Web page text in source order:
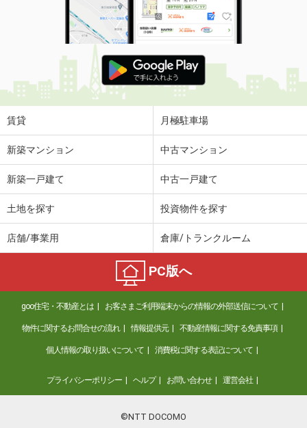
賃貸 月極駐車場
新築マンション 中古マンション
新築一戸建て 中古一戸建て
土地を探す 投資物件を探す
店舗/事業用 倉庫/トランクルーム
PC版へ
goo住宅・不動産とは お客さまご利用端末からの情報の外部送信について
物件に関するお問合せの流れ 情報提供元 不動産情報に関する免責事項
個人情報の取り扱いについて 消費税に関する表記について
プライバシーポリシー ヘルプ お問い合わせ 運営会社
©NTT DOCOMO